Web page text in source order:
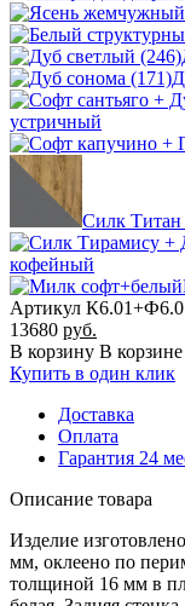
устричный
Силк Титан
кофейный
Артикул
13680 руб.
В корзину В корзине
Купить в один клик
Доставка
Оплата
Гарантия 24
Описание товара
Изделие
мм, оклеено по
толщиной 16 мм в